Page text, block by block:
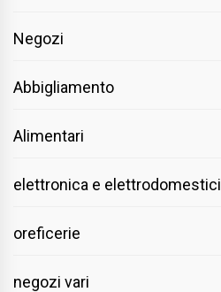
Negozi
Abbigliamento
Alimentari
elettronica e elettrodomestici
oreficerie
negozi vari